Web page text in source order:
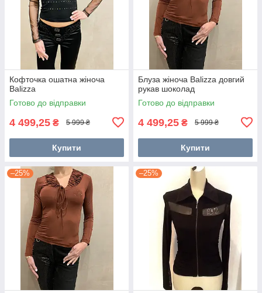
Кофточка ошатна жіноча
Balizza
Готово до відправки
4 499,25 ₴ 5 999 ₴
Купити
Блуза жіноча Balizza довгий
рукав шоколад
Готово до відправки
4 499,25 ₴ 5 999 ₴
Купити
–25% –25%